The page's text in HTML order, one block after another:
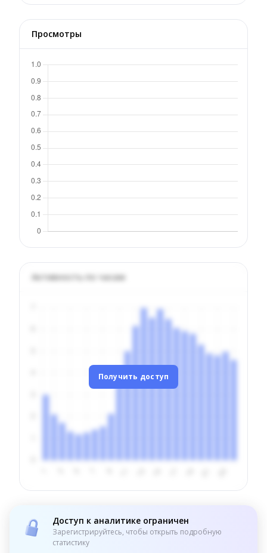
Просмотры
Активность по часам
Получить доступ
Доступ к аналитике ограничен
Зарегистрируйтесь, чтобы открыть подробную
статистику